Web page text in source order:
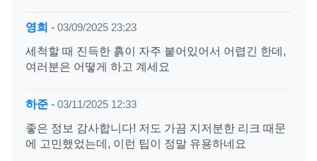
영희 - 03/09/2025 23:23
세척할 때 진득한 흙이 자주 붙어있어서 어렵긴 한데,
여러분은 어떻게 하고 계세요
하준 - 03/11/2025 12:33
좋은 정보 감사합니다! 저도 가끔 지저분한 리크 때문
에 고민했었는데, 이런 팁이 정말 유용하네요